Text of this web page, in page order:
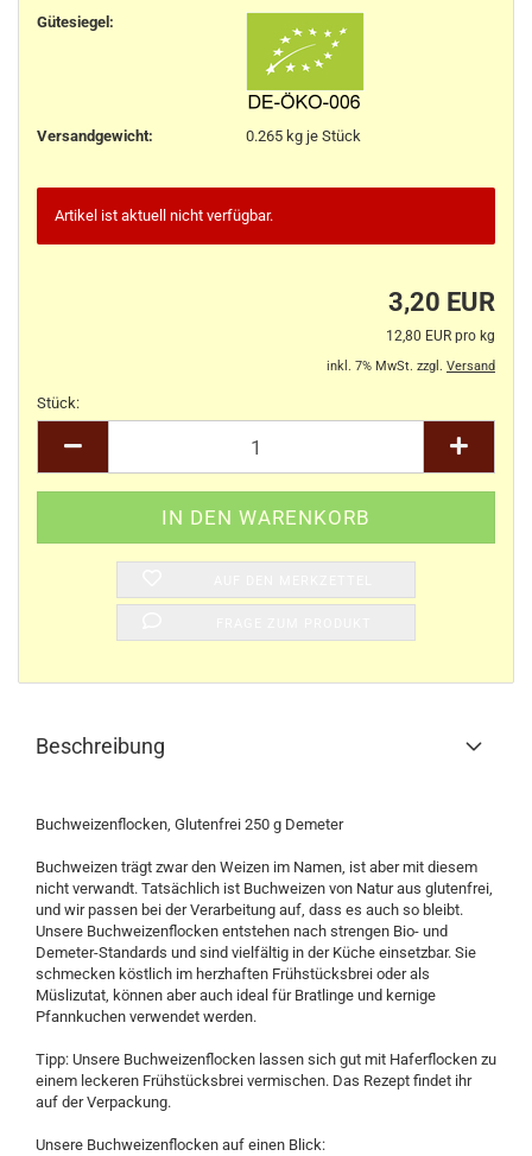
Gütesiegel:
Versandgewicht: 0.265kg je Stück
Artikel ist aktuell nicht verfügbar.
3,20 EUR
12,80 EUR pro kg
inkl. 7% MwSt. zzgl. Versand
Stück:
Beschreibung
Buchweizenflocken, Glutenfrei 250 g Demeter
Buchweizen trägt zwar den Weizen im Namen, ist aber mit diesem
nicht verwandt. Tatsächlich ist Buchweizen von Natur aus glutenfrei,
und wir passen bei der Verarbeitung auf, dass es auch so bleibt.
Unsere Buchweizenflocken entstehen nach strengen Bio- und
Demeter-Standards und sind vielfältig in der Küche einsetzbar. Sie
schmecken köstlich im herzhaften Frühstücksbrei oder als
Müslizutat, können aber auch ideal für Bratlinge und kernige
Pfannkuchen verwendet werden.
Tipp: Unsere Buchweizenflocken lassen sich gut mit Haferflocken zu
einem leckeren Frühstücksbrei vermischen. Das Rezept findet ihr
auf der Verpackung.
Unsere Buchweizenflocken auf einen Blick: